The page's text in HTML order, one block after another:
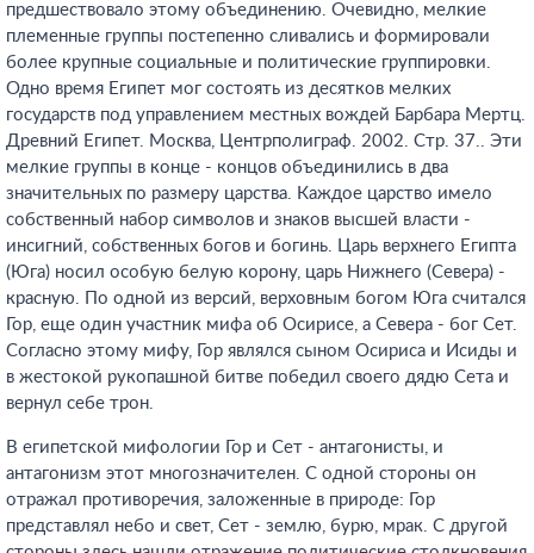
предшествовало этому объединению. Очевидно, мелкие
племенные группы постепенно сливались и формировали
более крупные социальные и политические группировки.
Одно время Египет мог состоять из десятков мелких
государств под управлением местных вождей Барбара Мертц.
Древний Египет. Москва, Центрполиграф. 2002. Стр. 37.. Эти
мелкие группы в конце - концов объединились в два
значительных по размеру царства. Каждое царство имело
собственный набор символов и знаков высшей власти -
инсигний, собственных богов и богинь. Царь верхнего Египта
(Юга) носил особую белую корону, царь Нижнего (Севера) -
красную. По одной из версий, верховным богом Юга считался
Гор, еще один участник мифа об Осирисе, а Севера - бог Сет.
Согласно этому мифу, Гор являлся сыном Осириса и Исиды и
в жестокой рукопашной битве победил своего дядю Сета и
вернул себе трон.
В египетской мифологии Гор и Сет - антагонисты, и
антагонизм этот многозначителен. С одной стороны он
отражал противоречия, заложенные в природе: Гор
представлял небо и свет, Сет - землю, бурю, мрак. С другой